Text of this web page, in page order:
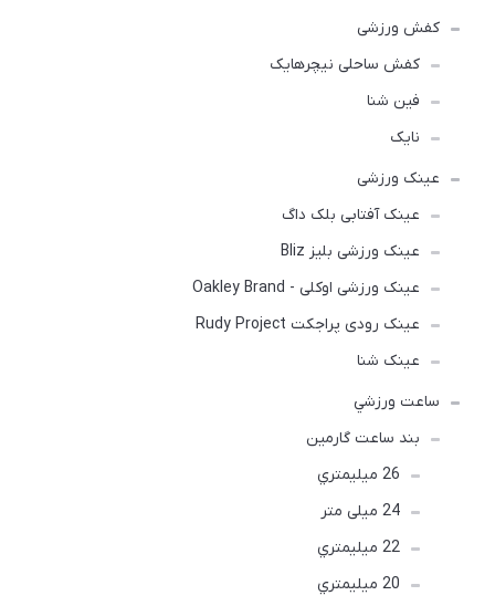
کفش ورزشی
كفش ساحلی نیچرهایک
فین شنا
نایک
عینک ورزشی
عینک آفتابی بلک داگ
عینک ورزشی بلیز Bliz
عینک ورزشی اوکلی - Oakley Brand
عینک رودی پراجکت Rudy Project
عینک شنا
ساعت ورزشي
بند ساعت گارمین
26 ميليمتري
24 میلی متر
22 ميليمتري
20 ميليمتري